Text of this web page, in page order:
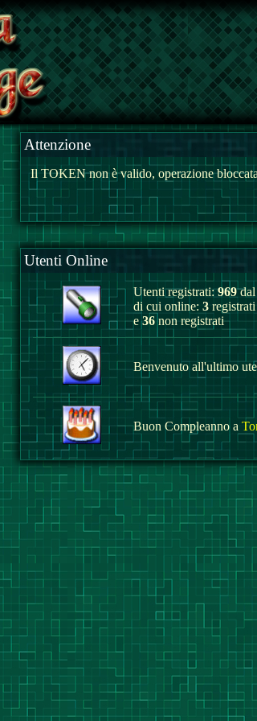
Attenzione
Il TOKEN non è valido, operazione
Utenti Online
Utenti registrati:969dal
di cui online: 3
e36 non registrati
Benvenuto all'ultimo
Buon Compleanno a